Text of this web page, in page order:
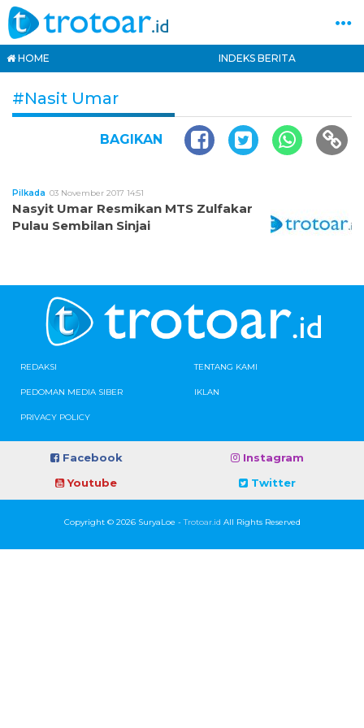
HOME INDEKS BERITA
#Nasit Umar
BAGIKAN
Pilkada 03 November 2017 14:51
Nasyit Umar Resmikan MTS Zulfakar
Pulau Sembilan Sinjai
REDAKSI TENTANG KAMI
PEDOMAN MEDIA SIBER IKLAN
PRIVACY POLICY
Facebook
Instagram
Youtube
Twitter
Copyright © 2026 SuryaLoe -Trotoar.id All Rights Reserved